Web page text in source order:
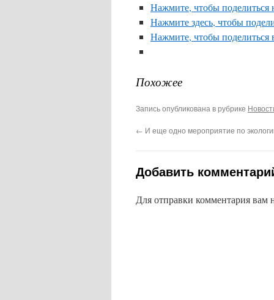
Нажмите, чтобы поделиться
Нажмите здесь, чтобы
Нажмите, чтобы поделиться
Похожее
Запись опубликована в рубрике
← И еще одно мероприятие по
Добавить
Для отправки комментария вам